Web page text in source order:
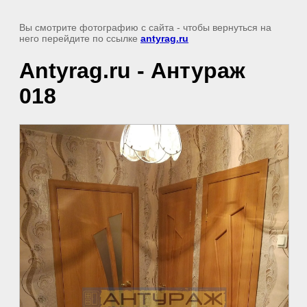
Вы смотрите фотографию с сайта - чтобы вернуться на
него перейдите по ссылке antyrag.ru
Antyrag.ru - Антураж
018